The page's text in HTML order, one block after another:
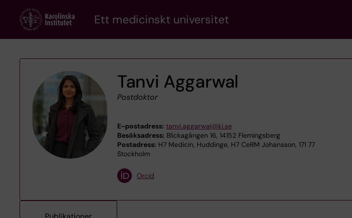
content
Ett medicinskt universitet
Tanvi Aggarwal
Postdoktor
E-postadress: tanvi.aggarwal@ki.se
Besöksadress: Blickagången 16, 14152 Flemingsberg
Postadress: H7 Medicin, Huddinge, H7 CeRM Johansson, 171 77
Stockholm
Orcid